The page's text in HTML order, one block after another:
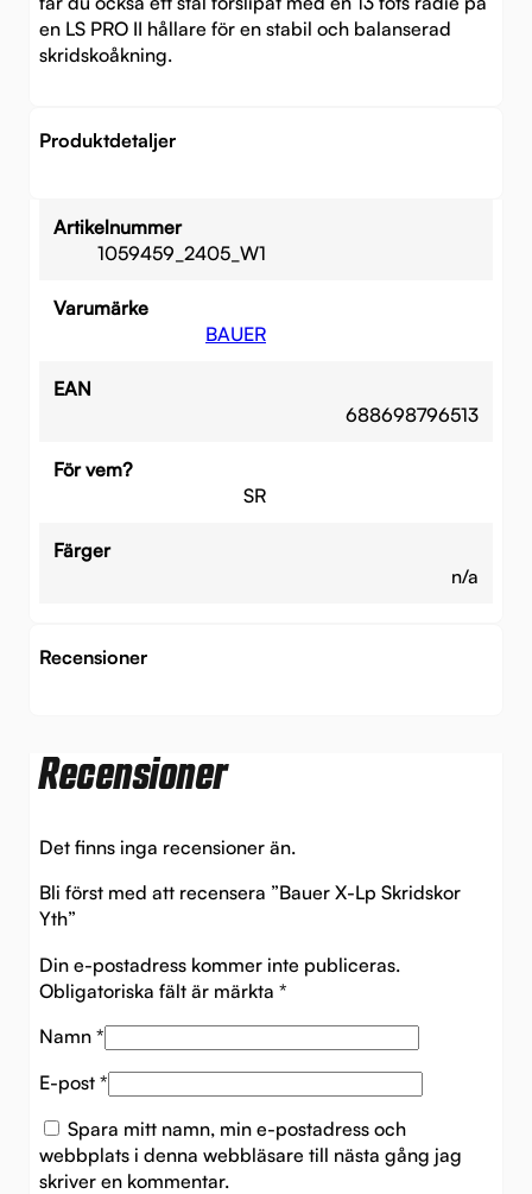
en LS PRO II hållare för en stabil och balanserad
skridskoåkning.
Produktdetaljer
Artikelnummer
1059459_2405_W1
Varumärke
BAUER
EAN
688698796513
För vem?
SR
Färger
n/a
Recensioner
Recensioner
Det finns inga recensioner än.
Bli först med att recensera ”Bauer X-Lp Skridskor
Yth”
Din e-postadress kommer inte publiceras.
Obligatoriska fält är märkta *
Namn *
E-post *
Spara mitt namn, min e-postadress och
webbplats i denna webbläsare till nästa gång jag
skriver en kommentar.